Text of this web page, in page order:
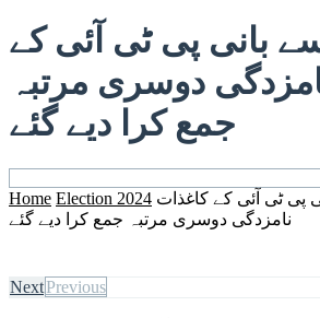
سے بانی پی ٹی آئی کے
دوسری مرتبہ
جمع کرا دیے گئے
Home Election 2024 پی ٹی آئی کے کاغذات
نامزدگی دوسری مرتبہ جمع کرا دیے گئے
NextPrevious